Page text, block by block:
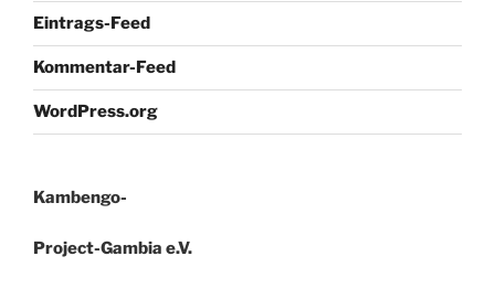
Eintrags-Feed
Kommentar-Feed
WordPress.org
Kambengo-
Project-Gambia e.V.